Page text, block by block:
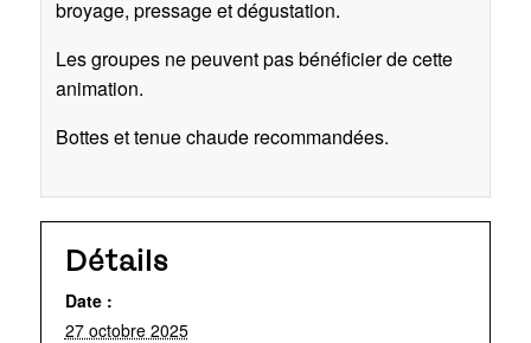
broyage, pressage et dégustation.
Les groupes ne peuvent pas bénéficier de cette
animation.
Bottes et tenue chaude recommandées.
Détails
Date :
27 octobre 2025